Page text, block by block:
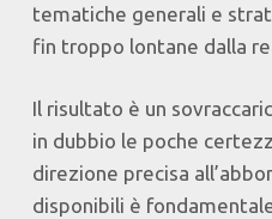
tematiche generali e
fin troppo lontane dalla
Il risultato è un
in dubbio le poche
direzione precisa
disponibili è